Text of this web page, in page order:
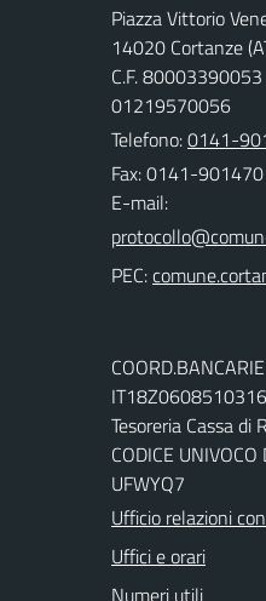
Piazza Vittorio
14020 Cortanze
C.F.
01219570056
Telefono:0141-
Fax: 0141-901470
E-mail:
PEC:
COORD.BANCARIE
Tesoreria Cassa di
CODICE
UFWYQ7
Ufficio relazioni
Uffici e orari
Numeri utili